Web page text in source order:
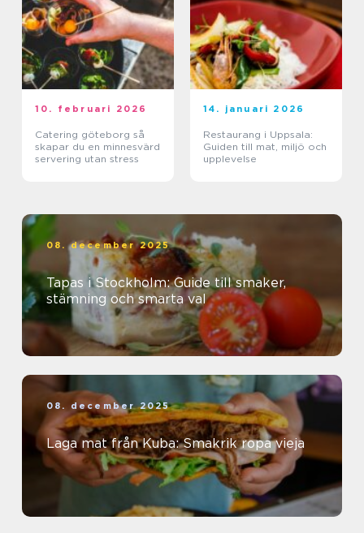
10. februari 2026
Catering göteborg så
skapar du en minnesvärd
servering utan stress
14. januari 2026
Restaurang i Uppsala:
Guiden till mat, miljö och
upplevelse
08. december 2025
Tapas i Stockholm: Guide till smaker,
stämning och smarta val
08. december 2025
Laga mat från Kuba: Smakrik ropa vieja